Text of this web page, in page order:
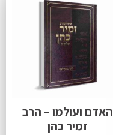
האדם ועולמו – הרב
זמיר כהן